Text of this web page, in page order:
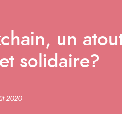
un
solidaire?
2020